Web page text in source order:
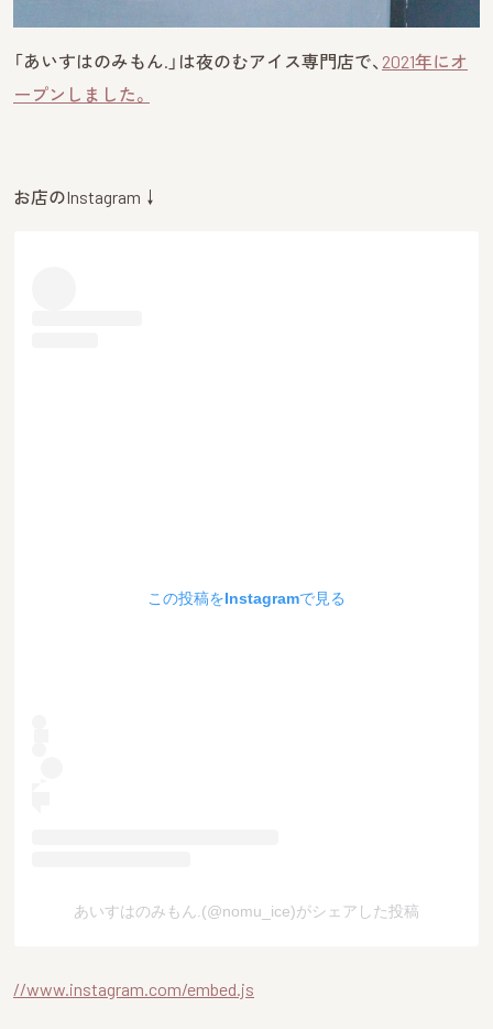
「あいすはのみもん.」は夜のむアイス専門店で、 2021年にオ
ープンしました。
お店のInstagram↓
この投稿をInstagramで見る
あいすはのみもん.(@nomu_ice)がシェアした投稿
//www.instagram.com/embed.js